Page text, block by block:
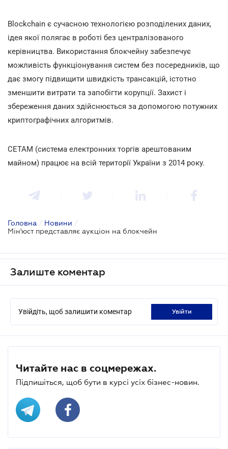
Blockchain є сучасною технологією розподілених даних,
ідея якої полягає в роботі без централізованого
керівництва. Використання блокчейну забезпечує
можливість функціонування систем без посередників, що
дає змогу підвищити швидкість трансакцій, істотно
зменшити витрати та запобігти корупції. Захист і
збереження даних здійснюється за допомогою потужних
криптографічних алгоритмів.
СЕТАМ (система електронних торгів арештованим
майном) працює на всій території України з 2014 року.
Головна / Новини /
Мін'юст представляє аукціон на блокчейн
Залиште коментар
Увійдіть, щоб залишити коментар увійти
Читайте нас в соцмережах.
Підпишіться, щоб бути в курсі усіх бізнес-новин.